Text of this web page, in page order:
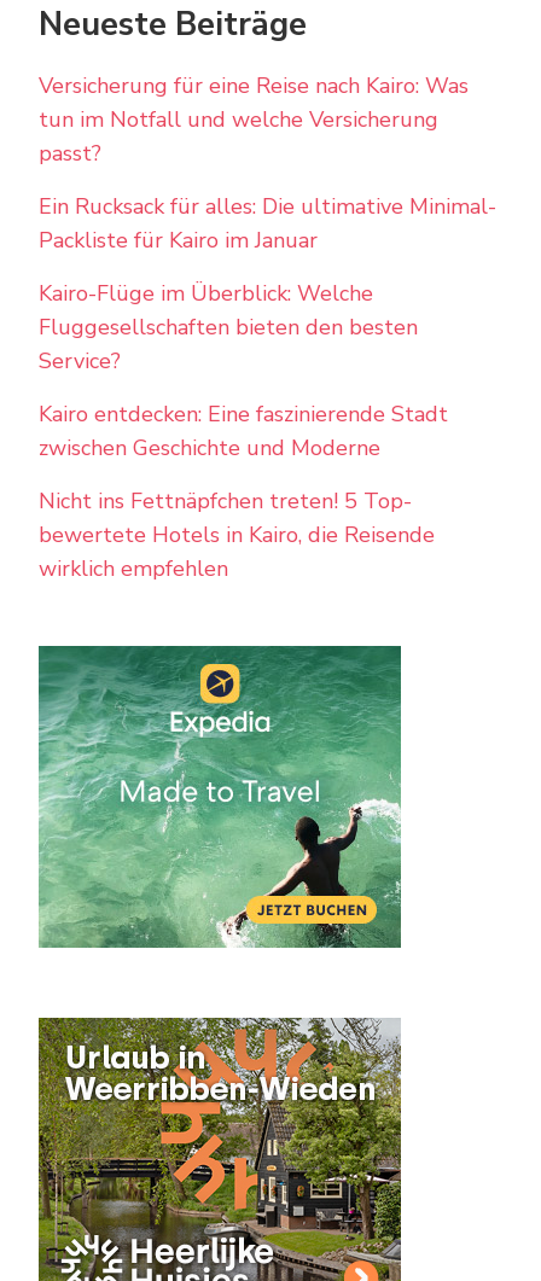
Neueste Beiträge
Versicherung für eine Reise nach Kairo: Was
tun im Notfall und welche Versicherung
passt?
Ein Rucksack für alles: Die ultimative Minimal-
Packliste für Kairo im Januar
Kairo-Flüge im Überblick: Welche
Fluggesellschaften bieten den besten
Service?
Kairo entdecken: Eine faszinierende Stadt
zwischen Geschichte und Moderne
Nicht ins Fettnäpfchen treten! 5 Top-
bewertete Hotels in Kairo, die Reisende
wirklich empfehlen